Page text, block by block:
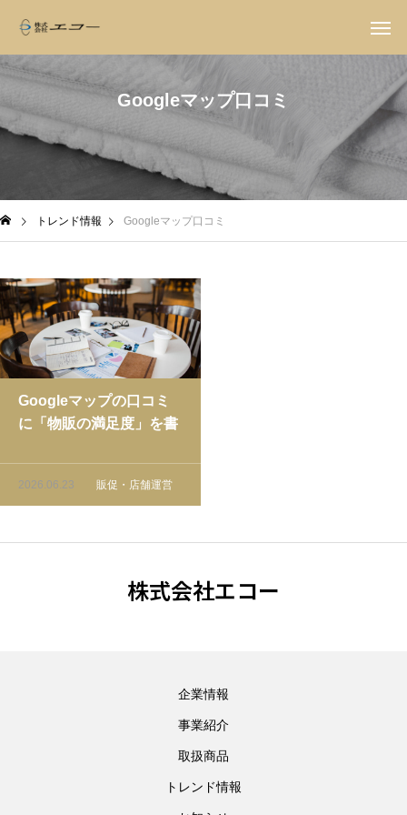
Googleマップ口コミ
トレンド情報 Googleマップ口コミ
Googleマップの口コミ
に「物販の満足度」を書
2026.06.23 販促・店舗運営
株式会社エコー
企業情報
事業紹介
取扱商品
トレンド情報